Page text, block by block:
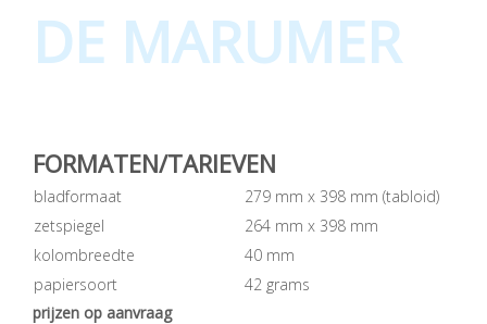
DE MARUMER
FORMATEN/TARIEVEN
bladformaat
279 mm x 398 mm (tabloid)
zetspiegel
264 mm x 398 mm
kolombreedte
40 mm
papiersoort
42 grams
prijzen op aanvraag